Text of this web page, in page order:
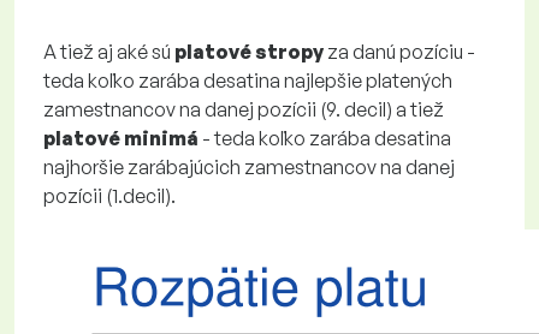
A tiež aj aké sú platové stropy za danú pozíciu -
teda koľko zarába desatina najlepšie platených
zamestnancov na danej pozícii (9. decil) a tiež
platové minimá - teda koľko zarába desatina
najhoršie zarábajúcich zamestnancov na danej
pozícii (1.decil).